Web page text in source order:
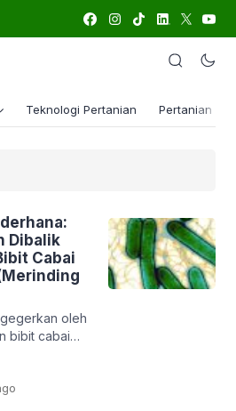
Teknologi Pertanian Pertanian
Dibalik
Cabai
oleh
bibit cabai
begitu cepat